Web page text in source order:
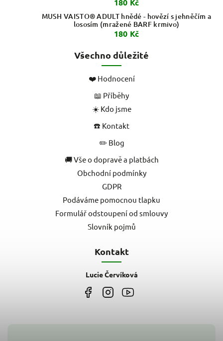
180 Kč
MUSH VAISTO® ADULT hnědé - hovězí s jehněčím a
lososím (mražené BARF krmivo)
180 Kč
Všechno důležité
❤️ Hodnocení
📖 Příběhy
☀️ Kdo jsme
☎️ Kontakt
✏️ Blog
🚚 Vše o dopravě a platbách
Obchodní podmínky
GDPR
Podáváme pomocnou tlapku
Formulář odstoupení od smlouvy
Slovník pojmů
Kontakt
Lucie Červíková